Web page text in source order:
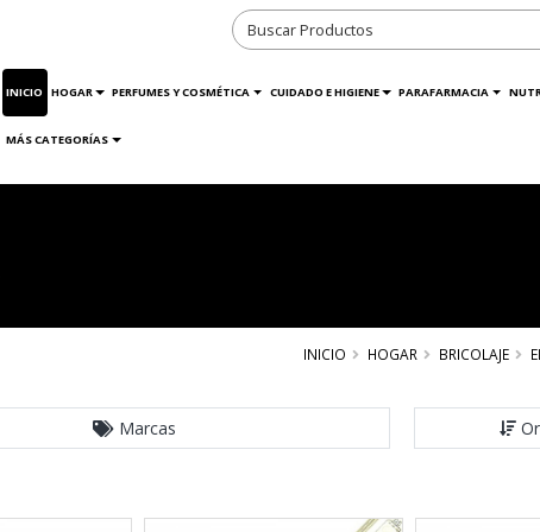
INICIO HOGAR PERFUMES Y COSMÉTICA CUIDADO E HIGIENE PARAFARMACIA
MÁS CATEGORÍAS
INICIO HOGAR BRICOLAJE
Marcas